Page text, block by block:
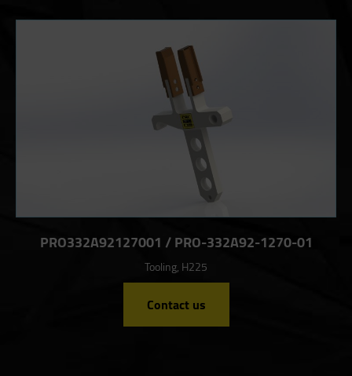
PRO332A92127001 / PRO-332A92-1270-01
Tooling, H225
Contact us